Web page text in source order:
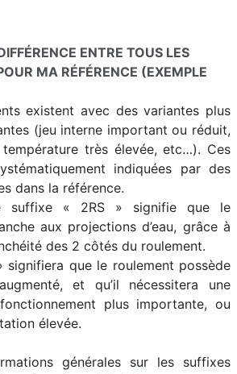
ENTRE TOUS LES
MA RÉFÉRENCE (EXEMPLE
existent avec des variantes plus
(jeu interne important ou réduit,
température très élevée, etc…). Ces
indiquées par des
dans la référence.
suffixe « 2RS » signifie que le
aux projections d’eau, grâce à
des 2 côtés du roulement.
signifiera que le roulement possède
et qu’il nécessitera une
plus importante, ou
élevée.
générales sur les suffixes